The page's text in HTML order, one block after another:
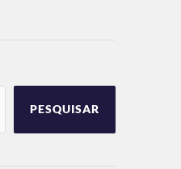
PESQUISAR